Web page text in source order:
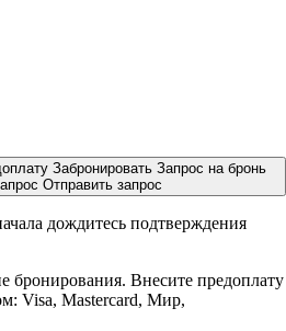
Забронировать Запрос на бронь
Отправить запрос
дождитесь подтверждения
бронирования. Внесите предоплату
Visa, Mastercard, Мир,